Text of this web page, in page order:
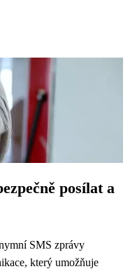
posílat a
SMS zprávy
který umožňuje